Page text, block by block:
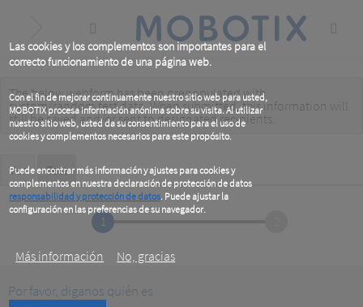
Las cookies y los complementos son importantes para el
correcto funcionamiento de una página web.
Con el fin de mejorar continuamente nuestro sitio web para usted,
MOBOTIX procesa información anónima sobre su visita. Al utilizar
nuestro sitio web, usted da su consentimiento para el uso de
cookies y complementos necesarios para este propósito.
Puede encontrar más información y ajustes para cookies y
complementos en nuestra declaración de protección de datos
responsabilidad y protección de datos. Puede ajustar la
configuración en las preferencias de su navegador.
Más información
No, gracias
content
Warning
message
The below webform has been prepopulated with
custom/random test data. When submitted, this information will
still be savedand/orsent to designated recipients
Primary
tabs
Ver Test(active
tab)
1
Por favor, diganos quién es